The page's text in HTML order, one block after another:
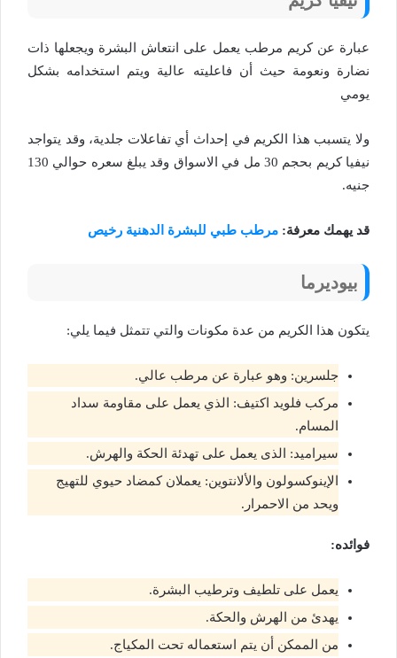
عبارة عن كريم مرطب يعمل على انتعاش البشرة ويجعلها ذات
نضارة ونعومة حيث أن فاعليته عالية ويتم استخدامه بشكل
يومي
ولا يتسبب هذا الكريم في إحداث أي تفاعلات جلدية، وقد يتواجد
نيفيا كريم بحجم 30 مل في الاسواق وقد يبلغ سعره حوالي 130
جنيه.
قد يهمك معرفة: مرطب طبي للبشرة الدهنية رخيص
بيوديرما
يتكون هذا الكريم من عدة مكونات والتي تتمثل فيما يلي:
جلسرين: وهو عبارة عن مرطب عالي.
مركب فلويد اكتيف: الذي يعمل على مقاومة سداد
المسام.
سيراميد: الذى يعمل على تهدئة الحكة والهرش.
الإينوكسولون والألانتوين: يعملان كمضاد حيوي للتهيج
ويحد من الاحمرار.
فوائده:
يعمل على تلطيف وترطيب البشرة.
يهدئ من الهرش والحكة.
من الممكن أن يتم استعماله تحت المكياج.